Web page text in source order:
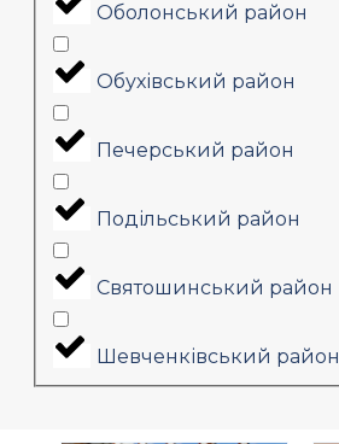
Оболонський район
Обухівський район
Печерський район
Подільський район
Святошинський район
Шевченківський район